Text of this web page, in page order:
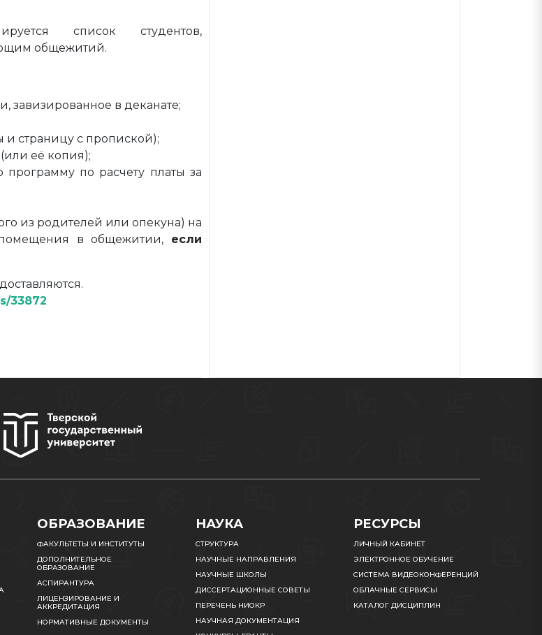
список студентов,
общежитий.
завизированное в деканате;
страницу с пропиской);
её копия);
по расчету платы за
из родителей или опекуна) на
в общежитии, если
33872
ОБРАЗОВАНИЕ
ФАКУЛЬТЕТЫ И ИНСТИТУТЫ
ДОПОЛНИТЕЛЬНОЕ
ОБРАЗОВАНИЕ
АСПИРАНТУРА
ЛИЦЕНЗИРОВАНИЕ И
АККРЕДИТАЦИЯ
НОРМАТИВНЫЕ ДОКУМЕНТЫ
НАУКА
СТРУКТУРА
НАУЧНЫЕ НАПРАВЛЕНИЯ
НАУЧНЫЕ ШКОЛЫ
ДИССЕРТАЦИОННЫЕ СОВЕТЫ
ПЕРЕЧЕНЬ НИОКР
НАУЧНАЯ ДОКУМЕНТАЦИЯ
РЕСУРСЫ
ЛИЧНЫЙ КАБИНЕТ
ЭЛЕКТРОННОЕ ОБУЧЕНИЕ
СИСТЕМА ВИДЕОКОНФЕРЕНЦИЙ
ОБЛАЧНЫЕ СЕРВИСЫ
КАТАЛОГ ДИСЦИПЛИН